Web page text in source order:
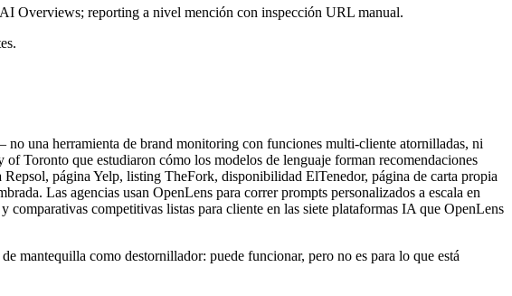
Overviews; reporting a nivel mención con inspección URL manual.
una herramienta de brand monitoring con funciones multi-cliente atornilladas, ni
Toronto que estudiaron cómo los modelos de lenguaje forman recomendaciones
página Yelp, listing TheFork, disponibilidad ElTenedor, página de carta propia
Las agencias usan OpenLens para correr prompts personalizados a escala en
competitivas listas para cliente en las siete plataformas IA que OpenLens
mantequilla como destornillador: puede funcionar, pero no es para lo que está